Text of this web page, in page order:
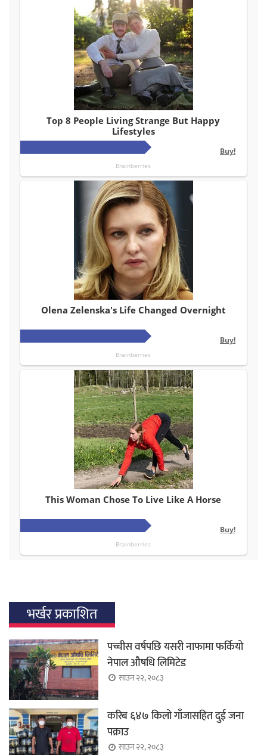
भर्खर प्रकाशित
पच्चीस वर्षपछि यसरी नाफामा फर्कियो
नेपाल औषधि लिमिटेड
साउन २२, २०८३
करिब ६४७ किलो गाँजासहित दुई जना
पक्राउ
साउन २२, २०८३